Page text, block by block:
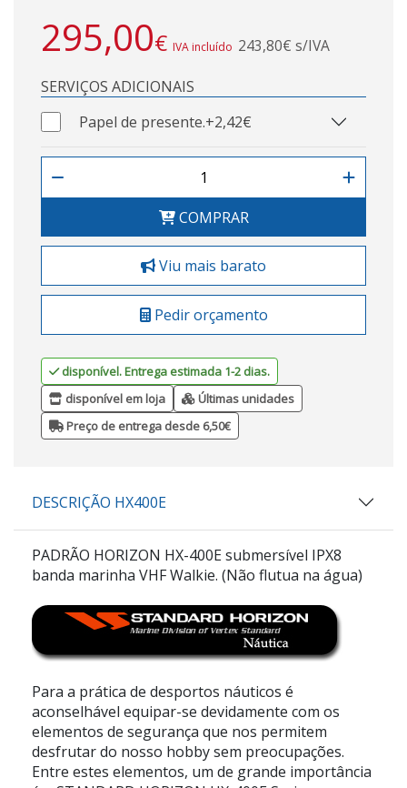
295,00€ IVA incluído 243,80€ s/IVA
SERVIÇOS ADICIONAIS
Papel de presente.+2,42€
COMPRAR
Viu mais barato
Pedir orçamento
disponível. Entrega estimada 1-2 dias.
disponível em loja
Últimas unidades
Preço de entrega desde 6,50€
DESCRIÇÃO HX400E
PADRÃO HORIZON HX-400Esubmersível IPX8
banda marinha VHF Walkie. (Não flutua na água)
Para a prática de desportos náuticos é
aconselhável equipar-se devidamente com os
elementos de segurança que nos permitem
desfrutar do nosso hobby sem preocupações.
Entre estes elementos, um de grande importância